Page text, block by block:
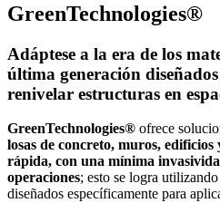
GreenTechnologies®
Adáptese a la era de los
última generación
renivelar estructuras en
GreenTechnologies® ofrece
losas de concreto, muros,
rápida, con una mínima
operaciones; esto se logra
diseñados específicamente para